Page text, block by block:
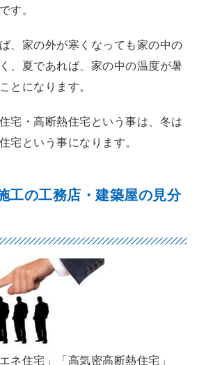
す。
、家の外が寒くなっても家の中の
、夏であれば、家の中の温度が暑
とになります。
宅・高断熱住宅という事は、冬は
宅という事になります。
工の工務店・建築屋の見分
ネ住宅」「高気密高断熱住宅」